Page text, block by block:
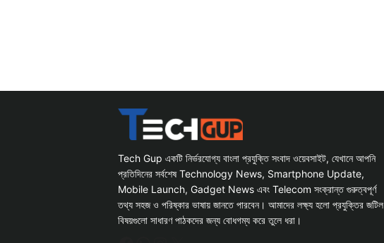
Tech Gup একটি নির্ভরযোগ্য বাংলা প্রযুক্তি সংবাদ ওয়েবসাইট, যেখানে আপনি
প্রতিদিনের সর্বশেষ Technology News, Smartphone Update,
Mobile Launch, Gadget News এবং Telecom সংক্রান্ত গুরুত্বপূর্ণ
তথ্য সহজ ও পরিষ্কার ভাষায় জানতে পারবেন। আমাদের লক্ষ্য হলো প্রযুক্তির জটিল
বিষয়গুলো সাধারণ পাঠকদের জন্য বোধগম্য করে তুলে ধরা।